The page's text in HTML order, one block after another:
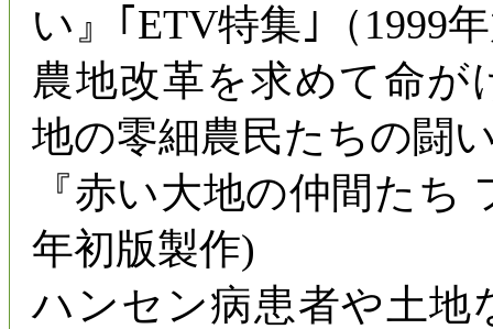
い』｢ETV特集｣（1999
農地改革を求めて命
地の零細農民たちの闘
『赤い大地の仲間たち
年初版製作)
ハンセン病患者や土地